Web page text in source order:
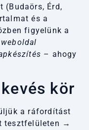
(Budaörs, Érd,
és a
figyelünk a
weboldal
– ahogy
kör
a ráfordítást
tesztfelületen →